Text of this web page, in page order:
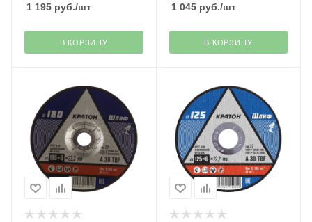
1 195 руб./шт
В КОРЗИНУ
1 045руб./шт
В КОРЗИНУ